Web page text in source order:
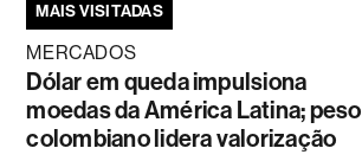
MAIS VISITADAS
MERCADOS
Dólar em queda impulsiona
moedas da América Latina; peso
colombiano lidera valorização